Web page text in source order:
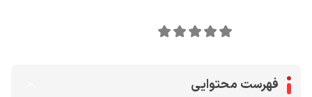
فهرست محتوایی